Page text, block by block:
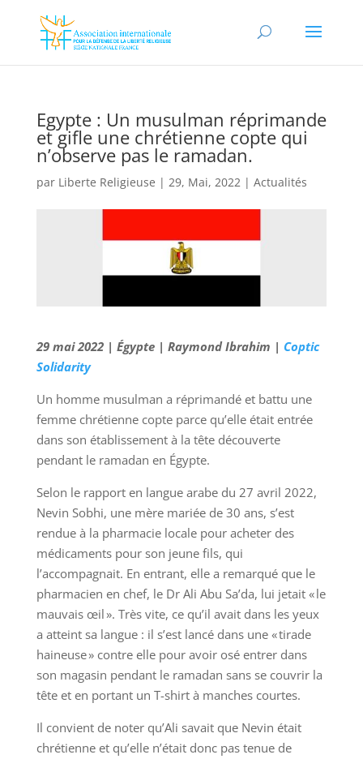
Egypte : Un musulman réprimande
et gifle une chrétienne copte qui
n’observe pas le ramadan.
par Liberte Religieuse | 29, Mai, 2022| Actualités
29 mai 2022 | Égypte | Raymond Ibrahim | Coptic
Solidarity
Un homme musulman a réprimandé et battu une
femme chrétienne copte parce qu’elle était entrée
dans son établissement à la tête découverte
pendant le ramadan en Égypte.
Selon le rapport en langue arabe du 27 avril 2022,
Nevin Sobhi, une mère mariée de 30 ans, s’est
rendue à la pharmacie locale pour acheter des
médicaments pour son jeune fils, qui
l’accompagnait. En entrant, elle a remarqué que le
pharmacien en chef, le Dr Ali Abu Sa’da, lui jetait « le
mauvais œil ». Très vite, ce qu’il avait dans les yeux
a atteint sa langue : il s’est lancé dans une « tirade
haineuse » contre elle pour avoir osé entrer dans
son magasin pendant le ramadan sans se couvrir la
tête et en portant un T-shirt à manches courtes.
Il convient de noter qu’Ali savait que Nevin était
chrétienne et qu’elle n’était donc pas tenue de